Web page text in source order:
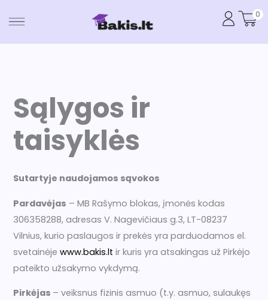
prie
0
Sąlygos ir
taisyklės
Sutartyje naudojamos sąvokos
Pardavėjas – MB Rašymo blokas, įmonės kodas
306358288, adresas V. Nagevičiaus g.3, LT-08237
Vilnius, kurio paslaugos ir prekės yra parduodamos el.
svetainėjewww.bakis.lt ir kuris yra atsakingas už Pirkėjo
pateikto užsakymo vykdymą.
Pirkėjas – veiksnus fizinis asmuo (t.y. asmuo, sulaukęs